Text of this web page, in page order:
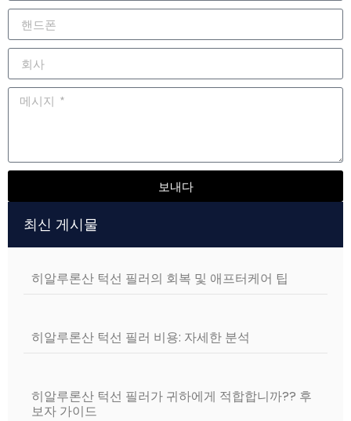
보내다
최신 게시물
히알루론산 턱선 필러의 회복 및 애프터케어 팁
히알루론산 턱선 필러 비용: 자세한 분석
히알루론산 턱선 필러가 귀하에게 적합합니까?? 후
보자 가이드